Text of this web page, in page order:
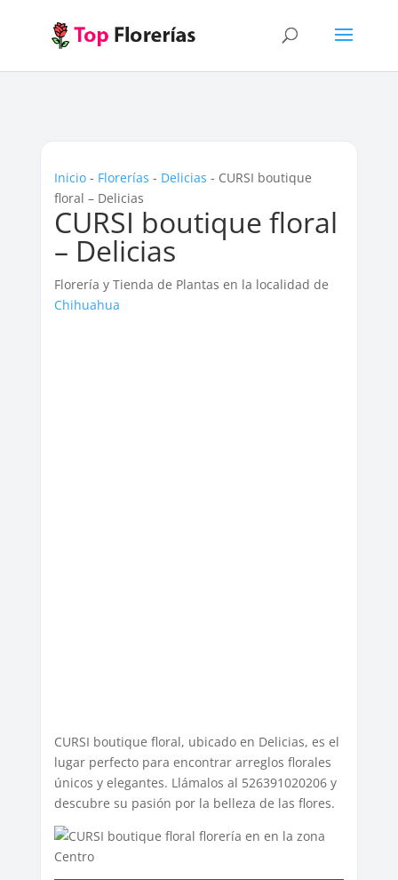
Inicio- Florerías - Delicias - CURSI boutique
floral – Delicias
CURSI boutique floral
– Delicias
Florería y Tienda de Plantas en la localidad de
Chihuahua
CURSI boutique floral, ubicado en Delicias, es el
lugar perfecto para encontrar arreglos florales
únicos y elegantes. Llámalos al 526391020206 y
descubre su pasión por la belleza de las flores.